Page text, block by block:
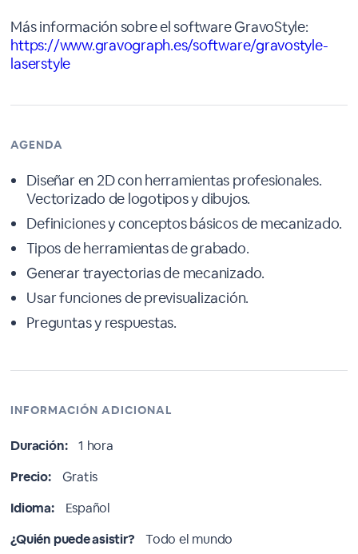
Más información sobre el software GravoStyle:
https://www.gravograph.es/software/gravostyle-
laserstyle
AGENDA
Diseñar en 2D con herramientas profesionales.
Vectorizado de logotipos y dibujos.
Definiciones y conceptos básicos de mecanizado.
Tipos de herramientas de grabado.
Generar trayectorias de mecanizado.
Usar funciones de previsualización.
Preguntas y respuestas.
INFORMACIÓN ADICIONAL
Duración:
1 hora
Precio:
Gratis
Idioma:
Español
¿Quién puede asistir?
Todo el mundo